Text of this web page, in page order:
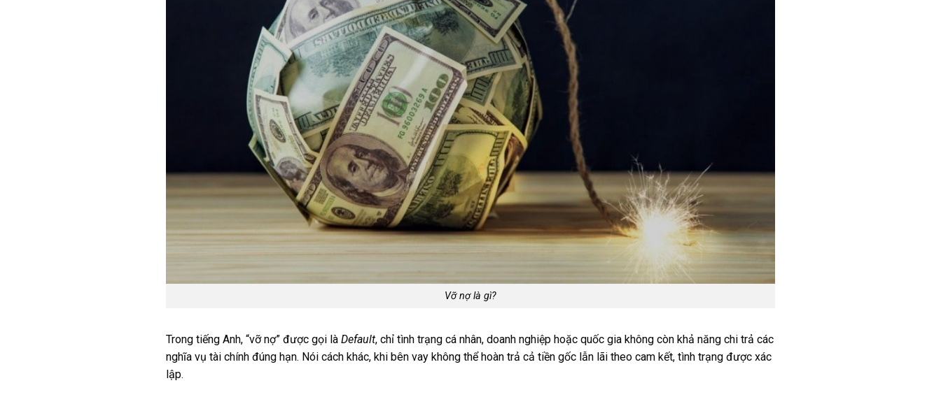
Vỡ nợ là gì?
Trong tiếng Anh, “vỡ nợ” được gọi là Default, chỉ tình trạng cá nhân, doanh nghiệp hoặc quốc gia không còn khả năng chi trả các
nghĩa vụ tài chính đúng hạn. Nói cách khác, khi bên vay không thể hoàn trả cả tiền gốc lẫn lãi theo cam kết, tình trạng được xác
lập.